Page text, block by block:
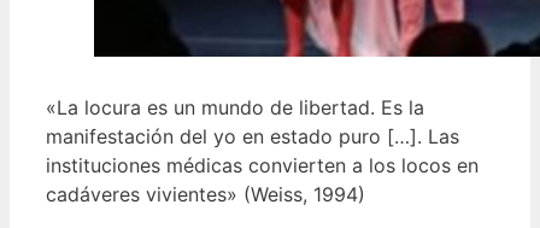
«La locura es un mundo de libertad. Es la
manifestación del yo en estado puro […]. Las
instituciones médicas convierten a los locos en
cadáveres vivientes» (Weiss, 1994)